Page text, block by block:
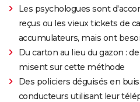
Avengers 6 : date,
Wars
The Northman
Sonic 2 : intrigue, casting,
sur le film
Fantastic Four : privé de
Les psychologues sont
reçus ou les vieux tickets de
accumulateurs, mais ont
Du carton au lieu du gazon :
misent sur cette méthode
Des policiers déguisés en
conducteurs utilisant leur